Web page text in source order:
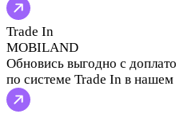
Trade In
MOBILAND
Обновись выгодно с
по системе Trade In в нашем